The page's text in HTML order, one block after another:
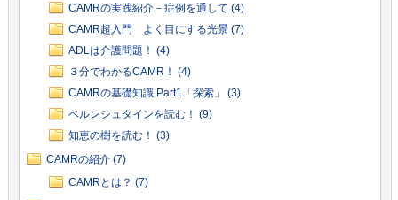
CAMRの実践紹介－症例を通して (4)
CAMR超入門 よく目にする光景 (7)
ADLは介護問題！ (4)
３分でわかるCAMR！ (4)
CAMRの基礎知識 Part1「探索」 (3)
ベルンシュタインを読む！ (9)
知恵の樹を読む！ (3)
CAMRの紹介 (7)
CAMRとは？ (7)